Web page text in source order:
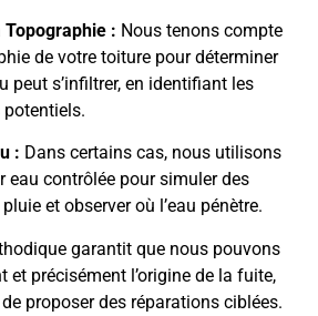
: Nous tenons compte
de votre toiture pour déterminer
peut s’infiltrer, en identifiant les
: Dans certains cas, nous utilisons
eau contrôlée pour simuler des
et observer où l’eau pénètre.
garantit que nous pouvons
et précisément l’origine de la fuite,
proposer des réparations ciblées.